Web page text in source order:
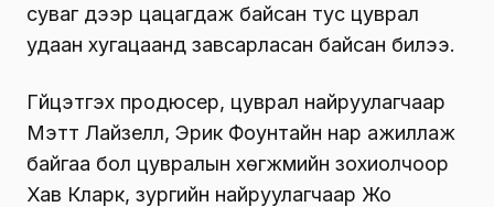
суваг дээр цацагдаж байсан тус цуврал
удаан хугацаанд завсарласан байсан билээ.
Гүйцэтгэх продюсер, цуврал найруулагчаар
Мэтт Лайзелл, Эрик Фоунтайн нар ажиллаж
байгаа бол цувралын хөгжмийн зохиолчоор
Хав Кларк, зургийн найруулагчаар Жо